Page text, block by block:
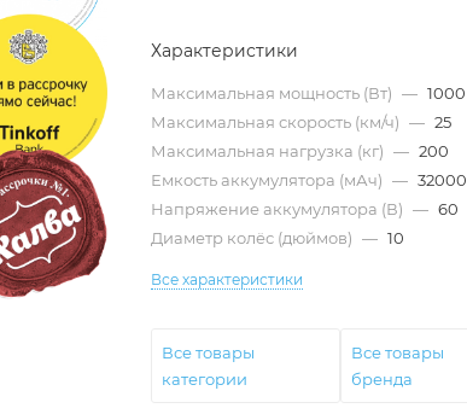
Характеристики
Максимальная мощность (Вт) — 1000
Максимальная скорость (км/ч) — 25
Максимальная нагрузка (кг) — 200
Емкость аккумулятора (мАч) — 32000
Напряжение аккумулятора (В) — 60
Диаметр колёс (дюймов) — 10
Все характеристики
Все товары
категории
Все товары
бренда